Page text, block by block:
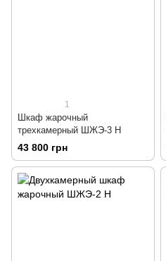
1
Шкаф жарочный
трехкамерный ШЖЭ-3 Н
43 800 грн